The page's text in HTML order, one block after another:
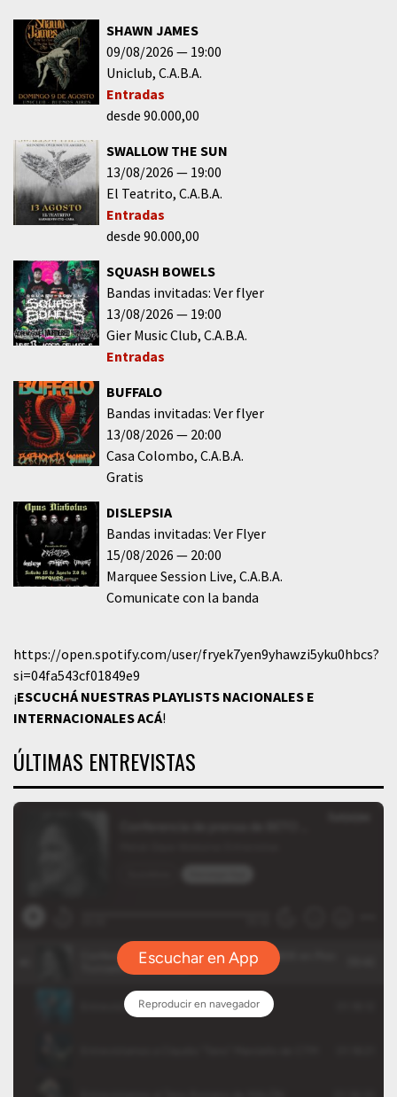
SHAWN JAMES
09/08/2026
19:00
Uniclub C.A.B.A.
Entradas
desde 90.000,00
SWALLOW THE SUN
13/08/2026
19:00
El Teatrito C.A.B.A.
Entradas
desde 90.000,00
SQUASH BOWELS
Bandas invitadas: Ver flyer
13/08/2026
19:00
Gier Music Club C.A.B.A.
Entradas
BUFFALO
Bandas invitadas: Ver flyer
13/08/2026
20:00
Casa Colombo C.A.B.A.
Gratis
DISLEPSIA
Bandas invitadas: Ver Flyer
15/08/2026
20:00
Marquee Session Live C.A.B.A.
Comunicate con la banda
https://open.spotify.com/user/fryek7yen9yhawzi5yku0hbcs?
si=04fa543cf01849e9
¡ESCUCHÁ NUESTRAS PLAYLISTS NACIONALES E
INTERNACIONALESACÁ!
ÚLTIMAS ENTREVISTAS